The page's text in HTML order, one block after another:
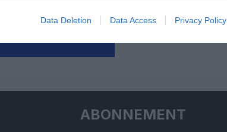
Data Deletion Data Access Privacy Policy
ABONNEMENT